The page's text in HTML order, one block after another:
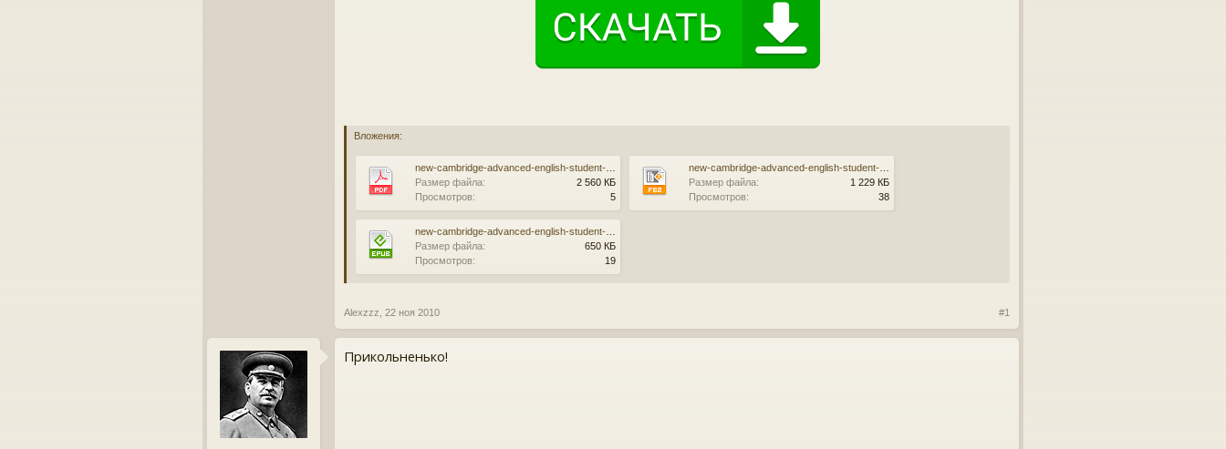
Вложения:
Размер файла:
2 560 КБ
Просмотров:
5
Размер файла:
1 229 КБ
Просмотров:
38
Размер файла:
650 КБ
Просмотров:
19
Alexzzz 22 ноя 2010 #1
Прикольненько!